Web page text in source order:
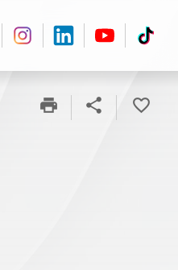
print share favorite_border